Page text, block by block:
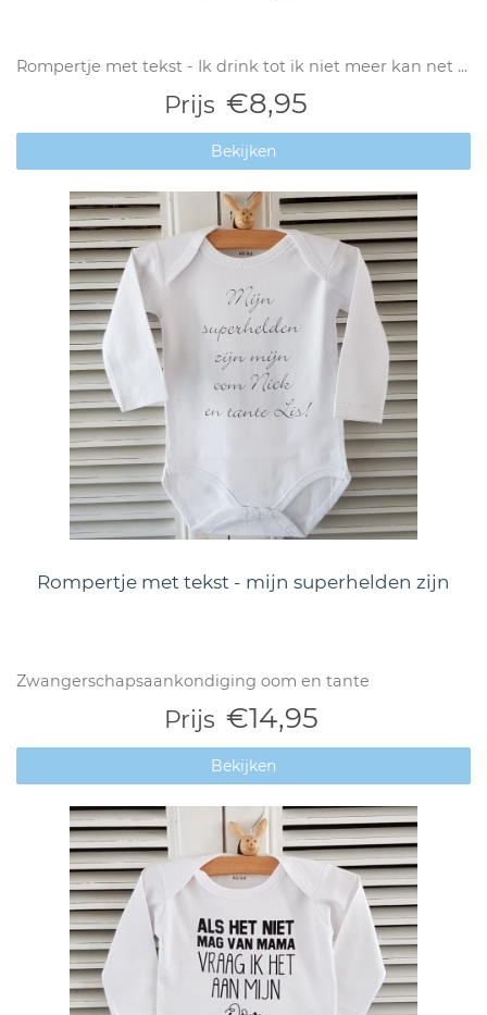
Rompertje met tekst - Ik drink tot ik niet meer kan net ...
Prijs €8,95
Bekijken
Rompertje met tekst - mijn superhelden zijn
Zwangerschapsaankondiging oom en tante
Prijs €14,95
Bekijken